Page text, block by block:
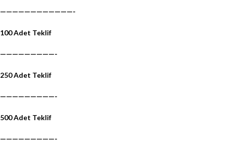
————————————-
100 Adet Teklif
—————————-
250 Adet Teklif
—————————-
500 Adet Teklif
—————————-